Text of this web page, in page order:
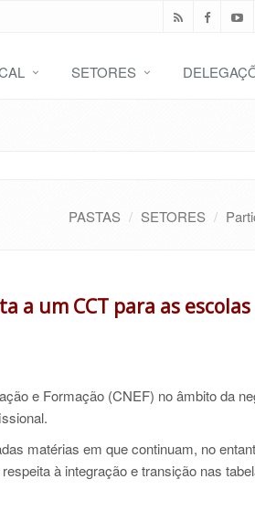
SETORES
PASTAS SETORES
a um CCT para as escolas
e Formação (CNEF) no âmbito da
matérias em que continuam, no
à integração e transição nas